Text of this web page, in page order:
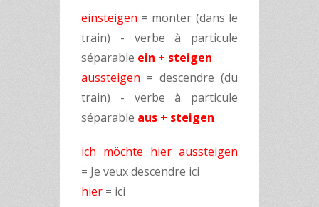
einsteigen = monter (dans le
train) - verbe à particule
séparable ein + steigen
aussteigen = descendre (du
train) - verbe à particule
séparable aus + steigen
ich möchte hier aussteigen
= Je veux descendre ici
hier = ici